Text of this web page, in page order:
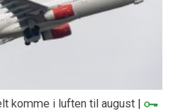
komme i luften til august |